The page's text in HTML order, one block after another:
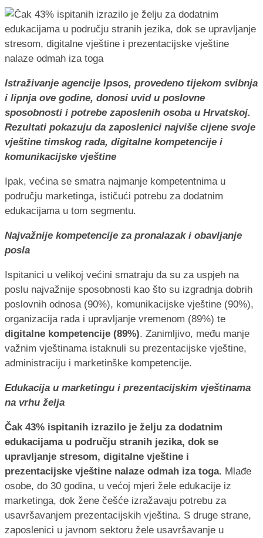
Istraživanje agencije Ipsos, provedeno tijekom svibnja
i lipnja ove godine, donosi uvid u poslovne
sposobnosti i potrebe zaposlenih osoba u Hrvatskoj.
Rezultati pokazuju da zaposlenici najviše cijene svoje
vještine timskog rada, digitalne kompetencije i
komunikacijske vještine
Ipak, većina se smatra najmanje kompetentnima u
području marketinga, ističući potrebu za dodatnim
edukacijama u tom segmentu.
Najvažnije kompetencije za pronalazak i obavljanje
posla
Ispitanici u velikoj većini smatraju da su za uspjeh na
poslu najvažnije sposobnosti kao što su izgradnja dobrih
poslovnih odnosa (90%), komunikacijske vještine (90%),
organizacija rada i upravljanje vremenom (89%) te
digitalne kompetencije (89%). Zanimljivo, među manje
važnim vještinama istaknuli su prezentacijske vještine,
administraciju i marketinške kompetencije.
Edukacija u marketingu i prezentacijskim vještinama
na vrhu želja
Čak 43% ispitanih izrazilo je želju za dodatnim
edukacijama u području stranih jezika, dok se
upravljanje stresom, digitalne vještine i
prezentacijske vještine nalaze odmah iza toga. Mlađe
osobe, do 30 godina, u većoj mjeri žele edukacije iz
marketinga, dok žene češće izražavaju potrebu za
usavršavanjem prezentacijskih vještina. S druge strane,
zaposlenici u javnom sektoru žele usavršavanje u